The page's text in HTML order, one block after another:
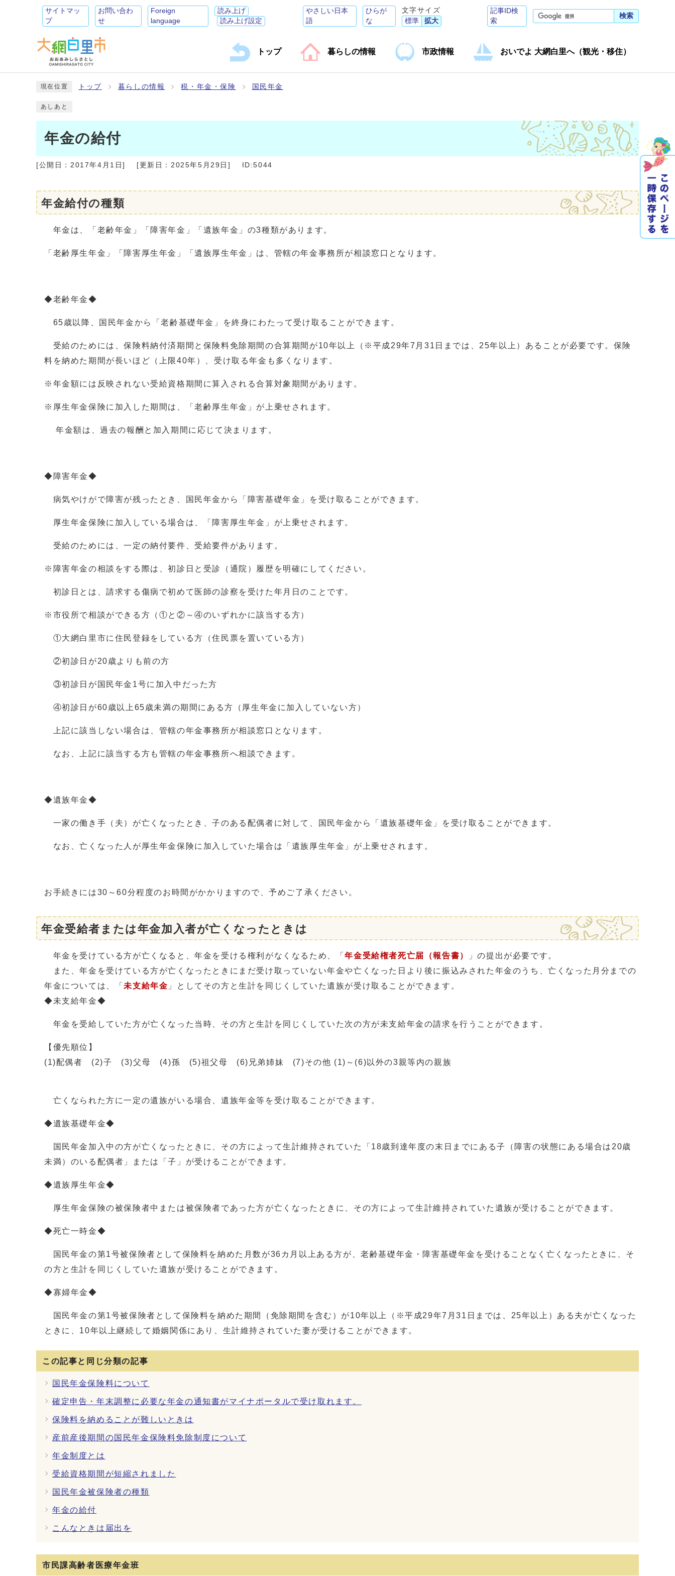
サイトマッ
プ
お問い合わ
せ
Foreign
language
読み上げ
読み上げ設定
やさしい日本
語
ひらが
な
文字サイズ
標準
拡大
記事ID検
索
検索
トップ 暮らしの情報 市政情報 おいでよ 大網白里へ（観光・移住）
現在位置 トップ 暮らしの情報 税・年金・保険 国民年金
あしあと
年金の給付
[公開日： 2017年4月1日] [更新日：2025年5月29日] ID:5044
年金給付の種類
年金は、「老齢年金」「障害年金」「遺族年金」の3種類があります。
「老齢厚生年金」「障害厚生年金」「遺族厚生年金」は、管轄の年金事務所が相談窓口となります。
◆老齢年金◆
65歳以降、国民年金から「老齢基礎年金」を終身にわたって受け取ることができます。
受給のためには、保険料納付済期間と保険料免除期間の合算期間が10年以上（※平成29年7月31日までは、25年以上）あることが必要です。保険
料を納めた期間が長いほど（上限40年）、受け取る年金も多くなります。
※年金額には反映されない受給資格期間に算入される合算対象期間があります。
※厚生年金保険に加入した期間は、「老齢厚生年金」が上乗せされます。
年金額は、過去の報酬と加入期間に応じて決まります。
◆障害年金◆
病気やけがで障害が残ったとき、国民年金から「障害基礎年金」を受け取ることができます。
厚生年金保険に加入している場合は、「障害厚生年金」が上乗せされます。
受給のためには、一定の納付要件、受給要件があります。
※障害年金の相談をする際は、初診日と受診（通院）履歴を明確にしてください。
初診日とは、請求する傷病で初めて医師の診察を受けた年月日のことです。
※市役所で相談ができる方（①と②～④のいずれかに該当する方）
①大網白里市に住民登録をしている方（住民票を置いている方）
②初診日が20歳よりも前の方
③初診日が国民年金1号に加入中だった方
④初診日が60歳以上65歳未満の期間にある方（厚生年金に加入していない方）
上記に該当しない場合は、管轄の年金事務所が相談窓口となります。
なお、上記に該当する方も管轄の年金事務所へ相談できます。
◆遺族年金◆
一家の働き手（夫）が亡くなったとき、子のある配偶者に対して、国民年金から「遺族基礎年金」を受け取ることができます。
なお、亡くなった人が厚生年金保険に加入していた場合は「遺族厚生年金」が上乗せされます。
お手続きには30～60分程度のお時間がかかりますので、予めご了承ください。
年金受給者または年金加入者が亡くなったときは
年金を受けている方が亡くなると、年金を受ける権利がなくなるため、「年金受給権者死亡届（報告書）
」の提出が必要です。
また、年金を受けている方が亡くなったときにまだ受け取っていない年金や亡くなった日より後に振込みされた年金のうち、亡くなった月分までの
年金については、「未支給年金 」としてその方と生計を同じくしていた遺族が受け取ることができます。
◆未支給年金◆
年金を受給していた方が亡くなった当時、その方と生計を同じくしていた次の方が未支給年金の請求を行うことができます。
【優先順位】
(1)配偶者 (2)子 (3)父母 (4)孫 (5)祖父母 (6)兄弟姉妹 (7)その他 (1)～(6)以外の3親等内の親族
亡くなられた方に一定の遺族がいる場合、遺族年金等を受け取ることができます。
◆遺族基礎年金◆
国民年金加入中の方が亡くなったときに、その方によって生計維持されていた「18歳到達年度の末日までにある子（障害の状態にある場合は20歳
未満）のいる配偶者」または「子」が受けることができます。
◆遺族厚生年金◆
厚生年金保険の被保険者中または被保険者であった方が亡くなったときに、その方によって生計維持されていた遺族が受けることができます。
◆死亡一時金◆
国民年金の第1号被保険者として保険料を納めた月数が36カ月以上ある方が、老齢基礎年金・障害基礎年金を受けることなく亡くなったときに、そ
の方と生計を同じくしていた遺族が受けることができます。
◆寡婦年金◆
国民年金の第1号被保険者として保険料を納めた期間（免除期間を含む）が10年以上（※平成29年7月31日までは、25年以上）ある夫が亡くなった
ときに、10年以上継続して婚姻関係にあり、生計維持されていた妻が受けることができます。
この記事と同じ分類の記事
国民年金保険料について
確定申告・年末調整に必要な年金の通知書がマイナポータルで受け取れます。
保険料を納めることが難しいときは
産前産後期間の国民年金保険料免除制度について
年金制度とは
受給資格期間が短縮されました
国民年金被保険者の種類
年金の給付
こんなときは届出を
市民課高齢者医療年金班